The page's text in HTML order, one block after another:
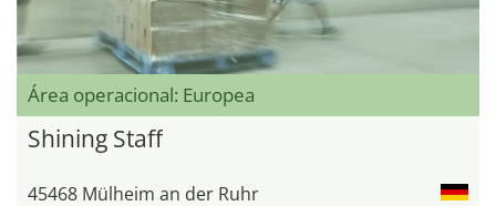
Área operacional: Europea
Shining Staff
45468 Mülheim an der Ruhr